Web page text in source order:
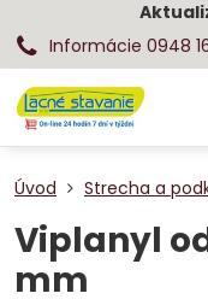
Informácie 0948
Úvod Strecha a
Viplanyl
mm